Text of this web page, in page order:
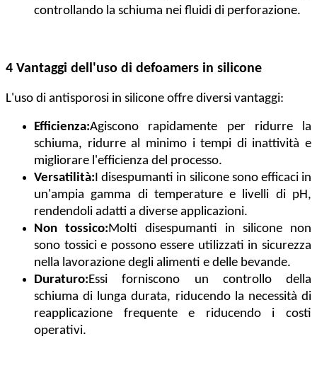
controllando la schiuma nei fluidi di perforazione.
4 Vantaggi dell'uso di defoamers in silicone
L'uso di antisporosi in silicone offre diversi vantaggi:
Efficienza:Agiscono rapidamente per ridurre la
schiuma, ridurre al minimo i tempi di inattività e
migliorare l'efficienza del processo.
Versatilità:I disespumanti in silicone sono efficaci in
un'ampia gamma di temperature e livelli di pH,
rendendoli adatti a diverse applicazioni.
Non tossico:Molti disespumanti in silicone non
sono tossici e possono essere utilizzati in sicurezza
nella lavorazione degli alimenti e delle bevande.
Duraturo:Essi forniscono un controllo della
schiuma di lunga durata, riducendo la necessità di
reapplicazione frequente e riducendo i costi
operativi.